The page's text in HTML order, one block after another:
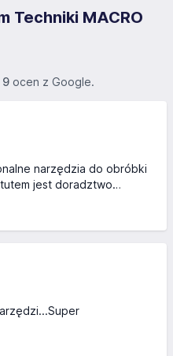
Techniki MACRO
9 ocen z Google.
narzędzia do obróbki
jest doradztwo
u klienta.